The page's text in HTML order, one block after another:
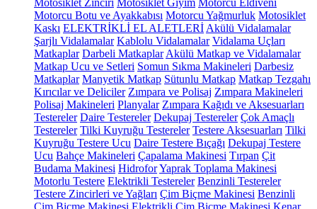
Motosiklet Zinciri Motosiklet Giyim Motorcu Eldiveni
Motorcu Botu ve Ayakkabısı Motorcu Yağmurluk Motosiklet
Kaskı ELEKTRİKLİ EL ALETLERİ Akülü Vidalamalar
Şarjlı Vidalamalar Kablolu Vidalamalar Vidalama Uçları
Matkaplar Darbeli Matkaplar Akülü Matkap ve Vidalamalar
Matkap Ucu ve Setleri Somun Sıkma Makineleri Darbesiz
Matkaplar Manyetik Matkap Sütunlu Matkap Matkap Tezgahı
Kırıcılar ve Deliciler Zımpara ve Polisaj Zımpara Makineleri
Polisaj Makineleri Planyalar Zımpara Kağıdı ve Aksesuarları
Testereler Daire Testereler Dekupaj Testereler Çok Amaçlı
Testereler Tilki Kuyruğu Testereler Testere Aksesuarları Tilki
Kuyruğu Testere Ucu Daire Testere Bıçağı Dekupaj Testere
Ucu Bahçe Makineleri Çapalama Makinesi Tırpan Çit
Budama Makinesi HidroforYaprak Toplama Makinesi
Motorlu Testere Elektrikli Testereler Benzinli Testereler
Testere Zincirleri ve Yağları Çim Biçme Makinesi Benzinli
Çim Biçme Makinesi Elektrikli Çim Biçme Makinesi Kenar